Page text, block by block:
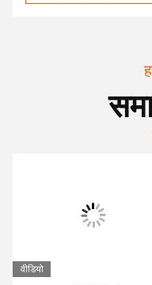
वीडियो